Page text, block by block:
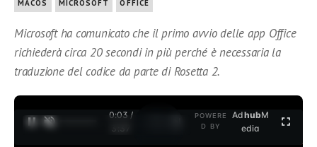
MACOS MICROSOFT OFFICE
Microsoft ha comunicato che il primo avvio delle app Office
richiederà circa 20 secondi in più perché è necessaria la
traduzione del codice da parte di Rosetta 2.
0:03 /
3:37
POWERE
D BY
AdhubM
edia